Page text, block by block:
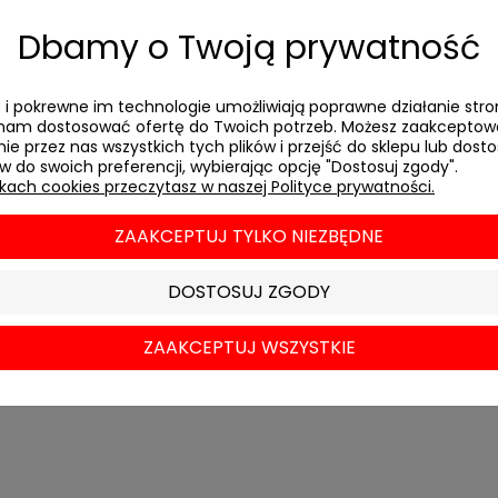
został opublikowany w roku 1967 jako osobny tomik
nurtem prozy fantastyczno-naukowej a
zbiór 11 opowiadań w 3 autonomicznych częściach.
narracja drugiej części prowadzona jest według zasad
się i stanowi zapowiedź alternatywnych wariantów;
Calvina są paradoksy; od jednego z nich, paradoksu
zjawisk znajdziemy tu sentymentalizm fizyki,
nadrzędnym ładzie, biologię molekularną pustki, być
miłośników Italo Calvino
Dbamy o Twoją prywatność
i pokrewne im technologie umożliwiają poprawne działanie
dostosować ofertę do Twoich potrzeb. Możesz
przez nas wszystkich tych plików i przejść do sklepu lub
do swoich preferencji, wybierając opcję "Dostosuj zgody".
cookies przeczytasz w naszej Polityce prywatności.
ZAAKCEPTUJ TYLKO NIEZBĘDNE
DOSTOSUJ ZGODY
ZAAKCEPTUJ WSZYSTKIE